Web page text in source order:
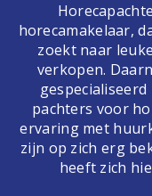
horecamakelaar,
zoekt naar
verkopen.
pachters voor
ervaring met
zijn op zich erg
heeft zich